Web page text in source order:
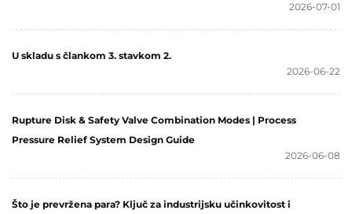
2026-07-01
U skladu s člankom 3. stavkom 2.
2026-06-22
Rupture Disk & Safety Valve Combination Modes | Process
Pressure Relief System Design Guide
2026-06-08
Što je prevržena para? Ključ za industrijsku učinkovitost i